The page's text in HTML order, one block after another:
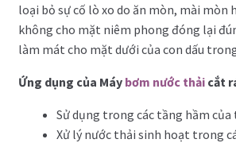
loại bỏ sự cố lò xo do ăn mòn, mài mòn
không cho mặt niêm phong đóng lại
làm mát cho mặt dưới của con dấu
Ứng dụng của Máy bơm nước thảicắt
Sử dụng trong các tầng hầm của
Xử lý nước thải sinh hoạt trong